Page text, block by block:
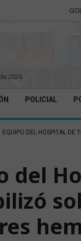
2026
POLICIAL
EQUIPO DEL HOSPITAL DE
del